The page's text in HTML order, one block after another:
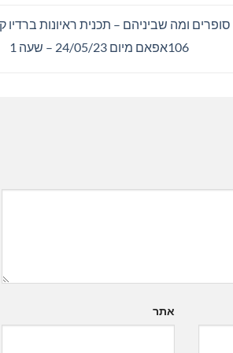
ומה שביניהם – תכנית ראיונות ברדיו
106אפאם מיום 24/05/23 – שעה 1
אתר